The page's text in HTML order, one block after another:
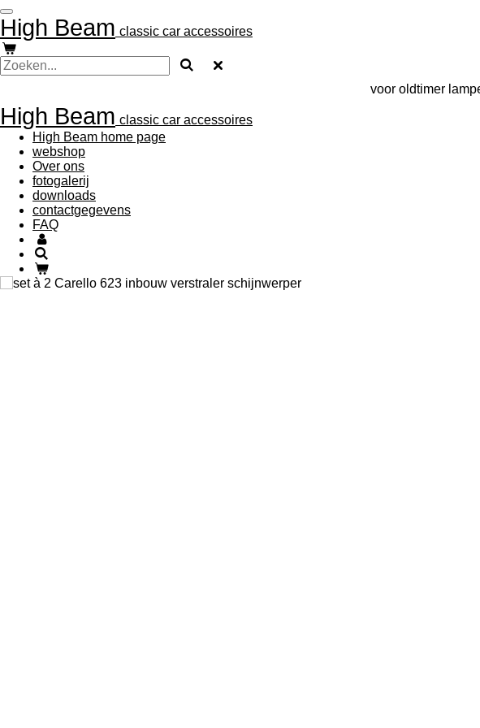
Ga
direct
naar
de
hoofdinhoud
High Beam classic car accessoires
voor oldtimer
High Beam classic car accessoires
High Beam home page
webshop
Over ons
fotogalerij
downloads
contactgegevens
FAQ